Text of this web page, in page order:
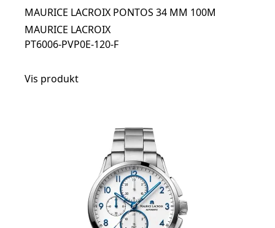
MAURICE LACROIX PONTOS 34 MM 100M
MAURICE LACROIX
PT6006-PVP0E-120-F
Vis produkt